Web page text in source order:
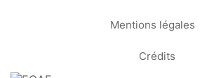
Mentions légales
Crédits